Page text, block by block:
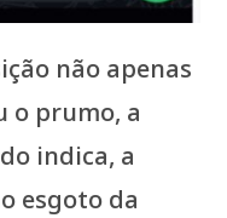
não apenas
o prumo, a
indica, a
esgoto da